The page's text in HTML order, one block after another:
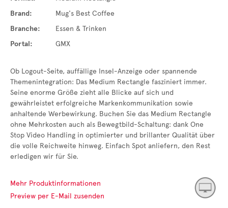
Brand:
Mug's Best Coffee
Branche:
Essen & Trinken
Portal:
GMX
Ob Logout-Seite, auffällige Insel-Anzeige oder spannende
Themenintegration: Das Medium Rectangle fasziniert immer.
Seine enorme Größe zieht alle Blicke auf sich und
gewährleistet erfolgreiche Markenkommunikation sowie
anhaltende Werbewirkung. Buchen Sie das Medium Rectangle
ohne Mehrkosten auch als Bewegtbild-Schaltung: dank One
Stop Video Handling in optimierter und brillanter Qualität über
die volle Reichweite hinweg. Einfach Spot anliefern, den Rest
erledigen wir für Sie.
Mehr Produktinformationen
Preview per E-Mail zusenden